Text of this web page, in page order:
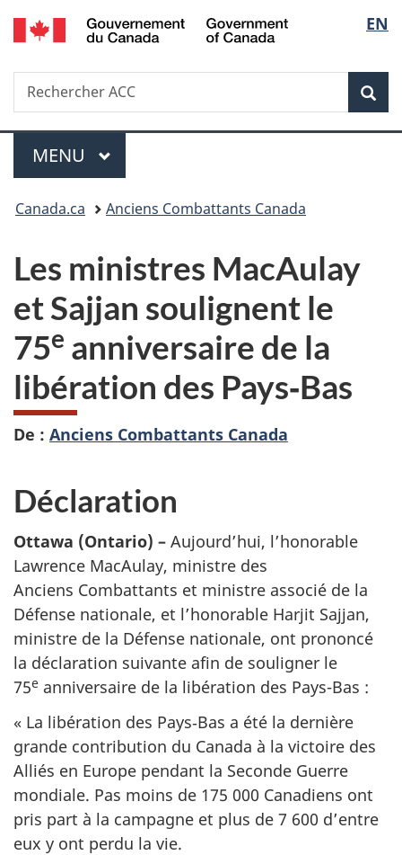
Passer
au
Passer
à
du
Passer
à
simplifiée
de
la
EN
Recherche
Rechercher
ACC
Menu
MENU PRINCIPAL
Vous
ici :
Canada.ca Anciens Combattants Canada
Les ministres MacAulay
et Sajjan soulignent le
75e anniversaire de la
libération des Pays‑Bas
De : Anciens Combattants Canada
Déclaration
Ottawa (Ontario) – Aujourd’hui, l’honorable
Lawrence MacAulay, ministre des
Anciens Combattants et ministre associé de la
Défense nationale, et l’honorable Harjit Sajjan,
ministre de la Défense nationale, ont prononcé
la déclaration suivante afin de souligner le
75e anniversaire de la libération des Pays-Bas :
« La libération des Pays‑Bas a été la dernière
grande contribution du Canada à la victoire des
Alliés en Europe pendant la Seconde Guerre
mondiale. Pas moins de 175 000 Canadiens ont
pris part à la campagne et plus de 7 600 d’entre
eux y ont perdu la vie.